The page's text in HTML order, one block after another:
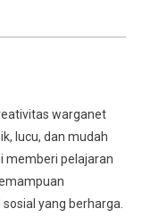
warganet
lucu, dan mudah
memberi pelajaran
yang berharga.